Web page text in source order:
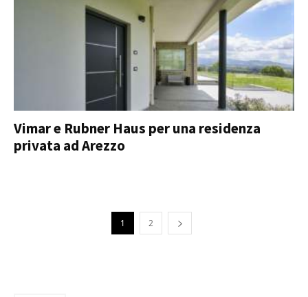
Vimar e Rubner Haus per una residenza
privata ad Arezzo
1 2